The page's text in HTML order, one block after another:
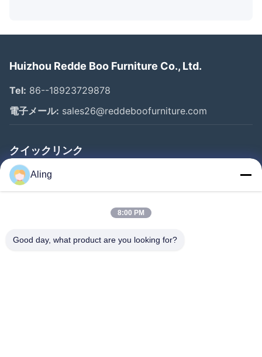
Huizhou Redde Boo Furniture Co., Ltd.
Tel: 86--18923729878
電子メール: sales26@reddeboofurniture.com
クイックリンク
ホーム
製品
企業情報
Aling
8:00 PM
Good day, what product are you looking for?